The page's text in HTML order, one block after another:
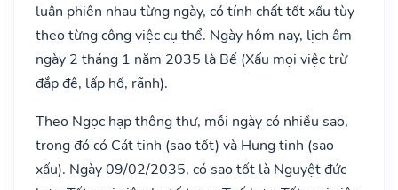
luân phiên nhau từng ngày, có tính chất tốt xấu tùy
theo từng công việc cụ thể. Ngày hôm nay, lịch âm
ngày 2 tháng 1 năm 2035 là Bế (Xấu mọi việc trừ
đắp đê, lấp hố, rãnh).
Theo Ngọc hạp thông thư, mỗi ngày có nhiều sao,
trong đó có Cát tinh (sao tốt) và Hung tinh (sao
xấu). Ngày 09/02/2035, có sao tốt là Nguyệt đức